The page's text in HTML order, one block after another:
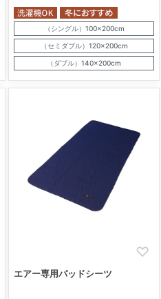
（シングル）100×200cm
（セミダブル）120×200cm
（ダブル）140×200cm
エアー専用パッドシーツ